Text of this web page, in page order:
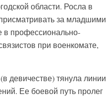
области. Росла в
за младшими
в профессионально-
при военкомате,
девичестве) тянула линии
Ее боевой путь пролег